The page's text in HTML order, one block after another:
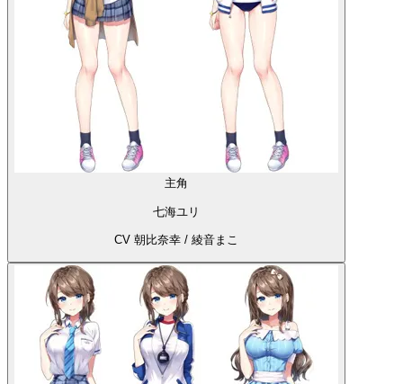
主角
七海ユリ
CV 朝比奈幸 / 綾音まこ